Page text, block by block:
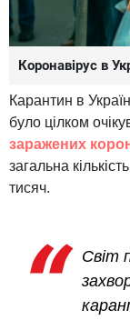
Коронавірус в
Карантин в
було цілком
заражених
загальна
тисяч.
Світ